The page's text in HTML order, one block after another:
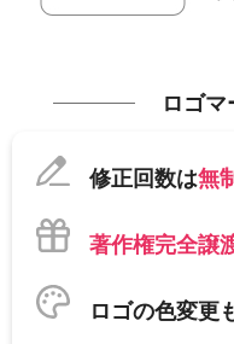
ロゴ
修正回数は無
著作権完全譲
ロゴの色変更